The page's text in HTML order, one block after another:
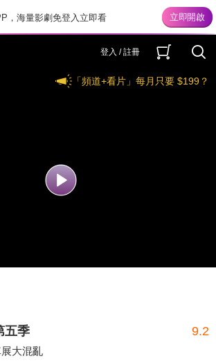
，海量影劇免登入立即看
登入 / 註冊
「頻道+看片」每月只要 $199？
五季 9.2
大混亂